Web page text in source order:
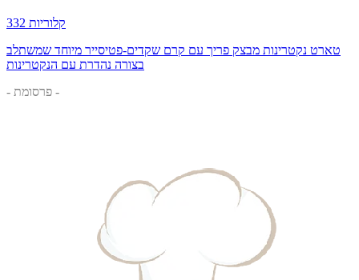
332 קלוריות
טארט נקטרינות מבצק פריך עם קרם שקדים-פטיסייר מיוחד שמשתלב
בצורה נהדרת עם הנקטרינות
- פרסומת -